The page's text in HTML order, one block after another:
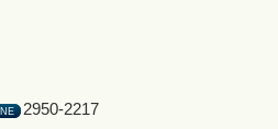
2950-2217